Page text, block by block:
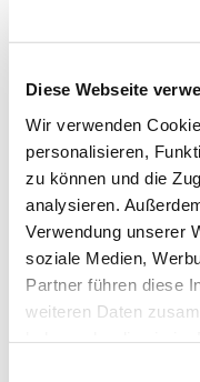
Diese Webseite
Wir verwenden
personalisieren,
zu können und die
analysieren.
Verwendung unserer
soziale Medien,
Partner führen diese
weiteren Daten
Seit über 25
Sonntag 18
Kirche und
Kabarett,
lockeren
hinaus findet